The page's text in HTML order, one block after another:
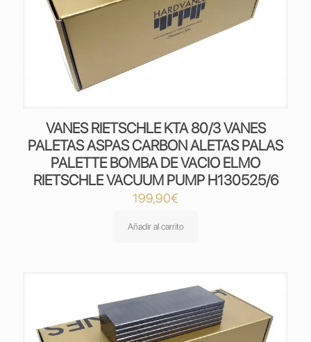
VANES RIETSCHLE KTA 80/3 VANES
PALETAS ASPAS CARBON ALETAS PALAS
PALETTE BOMBA DE VACIO ELMO
RIETSCHLE VACUUM PUMP H130525/6
199,90€
Añadir al carrito